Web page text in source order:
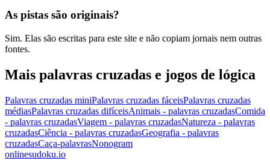
As pistas são originais?
Sim. Elas são escritas para este site e não copiam jornais nem outras
fontes.
Mais palavras cruzadas e jogos de lógica
Palavras cruzadas miniPalavras cruzadas fáceisPalavras cruzadas
médiasPalavras cruzadas difíceisAnimais - palavras cruzadasComida
- palavras cruzadasViagem - palavras cruzadasNatureza - palavras
cruzadasCiência - palavras cruzadasGeografia - palavras
cruzadasCaça-palavrasNonogram
onlinesudoku.io